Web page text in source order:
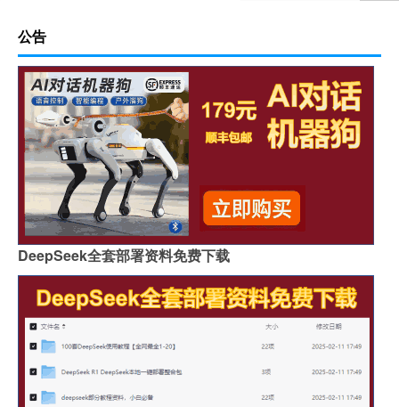
公告
DeepSeek全套部署资料免费下载